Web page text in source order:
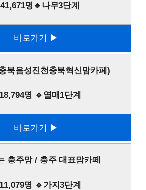
명🔹나무3단계
바로가기 ▶
북음성진천충북혁신맘카페)
명 🔹열매1단계
바로가기 ▶
충주맘 / 충주 대표맘카페
명 🔹가지3단계